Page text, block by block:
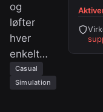
og
løfter
hver
enkelt…
Casual
Simulation